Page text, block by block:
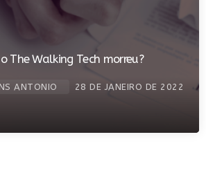
The Walking Tech morreu?
ANTONIO 28 DE JANEIRO DE 2022